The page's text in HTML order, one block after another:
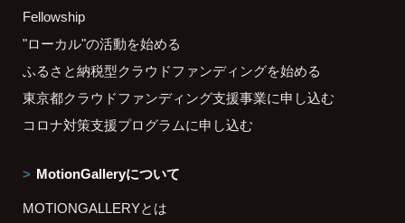
Fellowship
"ローカル"の活動を始める
ふるさと納税型クラウドファンディングを始める
東京都クラウドファンディング支援事業に申し込む
コロナ対策支援プログラムに申し込む
MotionGalleryについて
MOTIONGALLERYとは